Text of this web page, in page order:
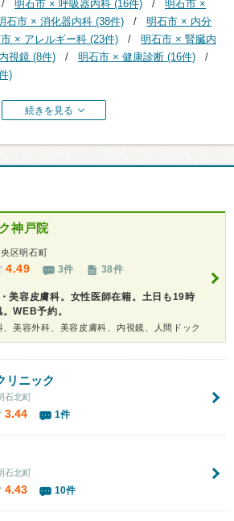
明石市 × 呼吸器内科 (16件)
明石市 ×
石市 × 消化器内科 (38件)
明石市 × 内分
× アレルギー科 (23件)
明石市 × 腎臓内
視鏡 (8件)
明石市 × 健康診断 (16件)
)
続きを見る
神戸院
区明石町
4.49 3件 38件
美容皮膚科。女性医師在籍。土日も19時
WEB予約。
美容外科、美容皮膚科、内視鏡、人間ドック
リニック
石北町
3.44 1件
石北町
4.43 10件